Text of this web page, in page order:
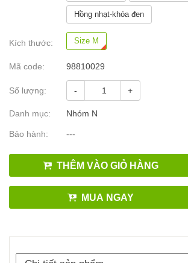
Hồng nhạt-khóa đen
Kích thước: Size M
Mã code: 98810029
Số lượng: - +
Danh mục: Nhóm N
Bảo hành: ---
THÊM VÀO GIỎ HÀNG
MUA NGAY